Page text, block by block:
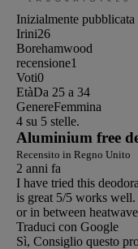
Inizialmente
Irini26
Borehamwood
recensione1
Voti0
EtàDa 25 a 34
GenereFemmina
4 su 5 stelle.
Aluminium free
Recensito in Regno Unito
2 anni fa
I have tried this
is great 5/5 works
or in between
Traduci con Google
Sì, Consiglio questo